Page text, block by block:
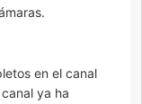
en el canal
ya ha